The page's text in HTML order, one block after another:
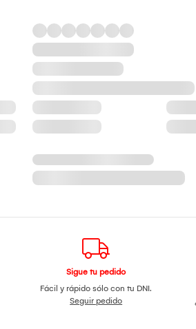
Sigue tu pedido
Fácil y rápido sólo con tu DNI.
Seguir pedido